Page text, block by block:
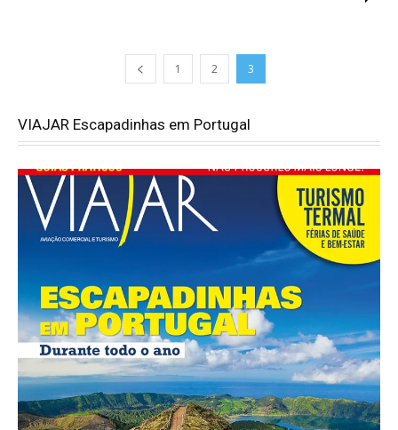
1 2 3
VIAJAR Escapadinhas em Portugal